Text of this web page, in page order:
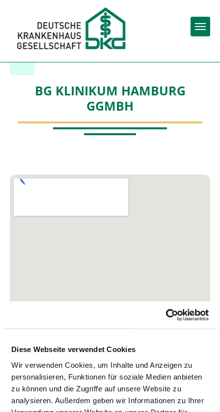
Diese Webseite verwendet Cookies
Wir verwenden Cookies, um Inhalte und Anzeigen zu
personalisieren, Funktionen für soziale Medien anbieten
zu können und die Zugriffe auf unsere Website zu
analysieren. Außerdem geben wir Informationen zu Ihrer
BG KLINIKUM HAMBURG
GGMBH
Bergedorfer Straße 10
21033 Hamburg
Phone:040-7306-0